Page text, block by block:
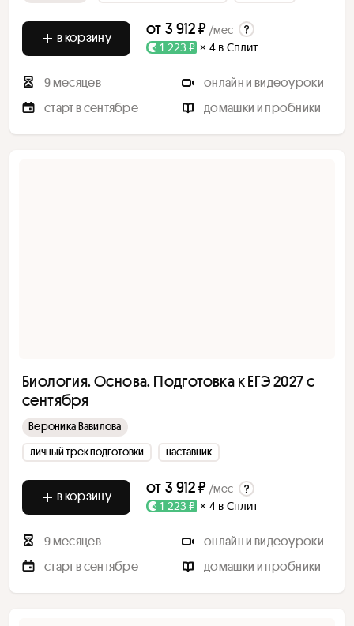
в корзину от 3 912 ₽ /мес
1 223 ₽ × 4 в Сплит
9 месяцев
онлайн и видеоуроки
старт в сентябре
домашки и пробники
Биология. Основа. Подготовка к ЕГЭ 2027 с
сентября
Вероника Вавилова
личный трек подготовки
наставник
в корзину от 3 912 ₽ /мес
1 223 ₽ × 4 в Сплит
9 месяцев
онлайн и видеоуроки
старт в сентябре
домашки и пробники